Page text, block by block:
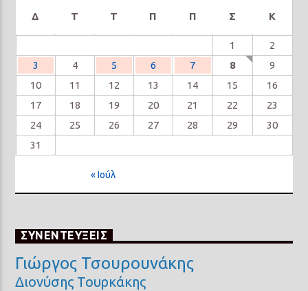
Δ Τ Τ Π Π Σ Κ
1
2
3
4 5 6 7 8
9
10
11 12 13 14 15
16
17
18 19 20 21 22
23
24
25 26 27 28 29
30
31
« Ιούλ
ΣΥΝΕΝΤΕΥΞΕΙΣ
Γιώργος Τσουρουνάκης
Διονύσης Τουρκάκης